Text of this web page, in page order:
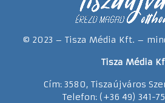
© 2023 – Tisza Média Kft. –
Tisza Média
Cím: 3580, Tiszaújváros
Telefon: (+36 49) 341-